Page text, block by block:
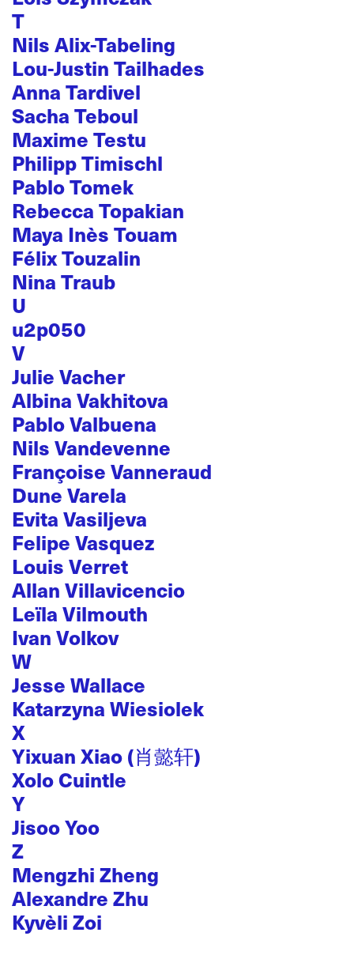
T
Nils Alix-Tabeling
Lou-Justin Tailhades
Anna Tardivel
Sacha Teboul
Maxime Testu
Philipp Timischl
Pablo Tomek
Rebecca Topakian
Maya Inès Touam
Félix Touzalin
Nina Traub
U
u2p050
V
Julie Vacher
Albina Vakhitova
Pablo Valbuena
Nils Vandevenne
Françoise Vanneraud
Dune Varela
Evita Vasiljeva
Felipe Vasquez
Louis Verret
Allan Villavicencio
Leïla Vilmouth
Ivan Volkov
W
Jesse Wallace
Katarzyna Wiesiolek
X
Yixuan Xiao (肖懿轩)
Xolo Cuintle
Y
Jisoo Yoo
Z
Mengzhi Zheng
Alexandre Zhu
Kyvèli Zoi